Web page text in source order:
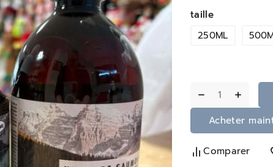
taille
250ML
Acheter
Comparer